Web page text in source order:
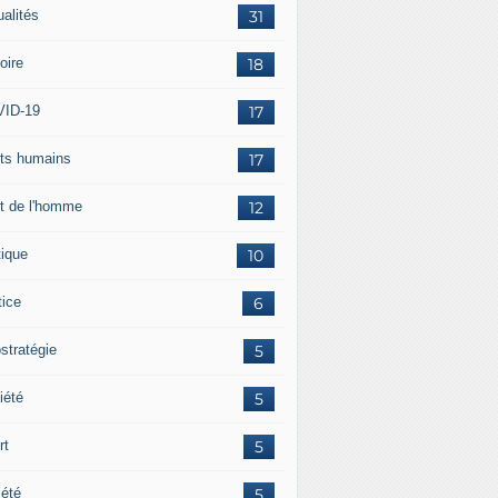
31
18
17
19
17
humains
12
de l'homme
10
6
5
5
5